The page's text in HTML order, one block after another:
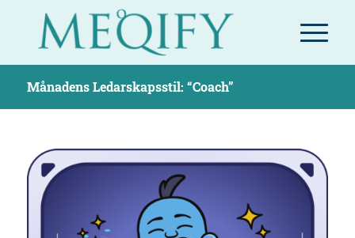
Månadens Ledarskapsstil: “Coach”